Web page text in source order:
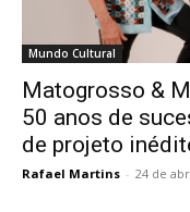
Mundo Cultural
Matogrosso &
50 anos de
de projeto
Rafael Martins - 24 de